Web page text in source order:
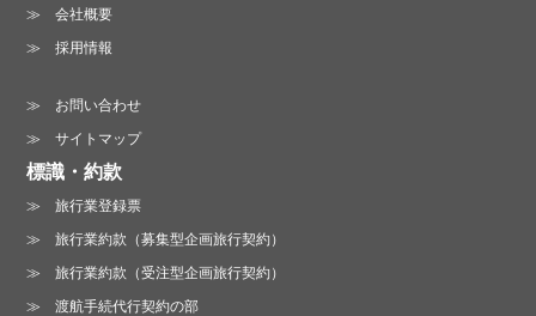
会社概要
採用情報
お問い合わせ
サイトマップ
標識・約款
旅行業登録票
旅行業約款（募集型企画旅行契約）
旅行業約款（受注型企画旅行契約）
渡航手続代行契約の部